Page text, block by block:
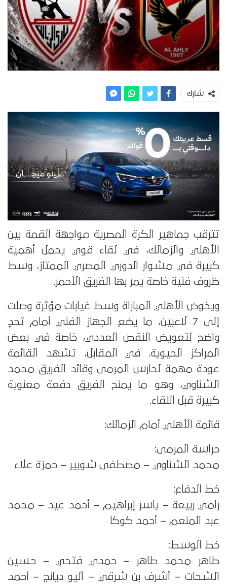
شارك
تترقب جماهير الكرة المصرية مواجهة القمة بين
الأهلي والزمالك، في لقاء قوي يحمل أهمية
كبيرة في مشوار الدوري المصري الممتاز، وسط
ظروف فنية خاصة يمر بها الفريق الأحمر.
ويخوض الأهلي المباراة وسط غيابات مؤثرة وصلت
إلى 7 لاعبين، ما يضع الجهاز الفني أمام تحدٍ
واضح لتعويض النقص العددي، خاصة في بعض
المراكز الحيوية. في المقابل، تشهد القائمة
عودة مهمة لحارس المرمى وقائد الفريق محمد
الشناوي، وهو ما يمنح الفريق دفعة معنوية
كبيرة قبل اللقاء.
قائمة الأهلي أمام الزمالك:
حراسة المرمى:
محمد الشناوي – مصطفى شوبير – حمزة علاء
خط الدفاع:
رامي ربيعة – ياسر إبراهيم – أحمد عيد – محمد
عبد المنعم – أحمد كوكا
خط الوسط:
طاهر محمد طاهر – حمدي فتحي – حسين
الشحات – أشرف بن شرقي – أليو ديانج – أحمد